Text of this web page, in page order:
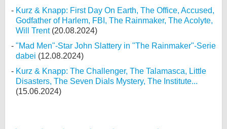
Kurz & Knapp: First Day On Earth, The Office, Accused,
Godfather of Harlem, FBI, The Rainmaker, The Acolyte,
Will Trent(20.08.2024)
"Mad Men"-Star John Slattery in "The Rainmaker"-Serie
dabei (12.08.2024)
Kurz & Knapp: The Challenger, The Talamasca, Little
Disasters, The Seven Dials Mystery, The Institute...
(15.06.2024)